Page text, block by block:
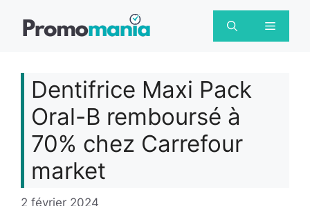
Menu
Dentifrice Maxi Pack
Oral-B remboursé à
70% chez Carrefour
market
2 février 2024